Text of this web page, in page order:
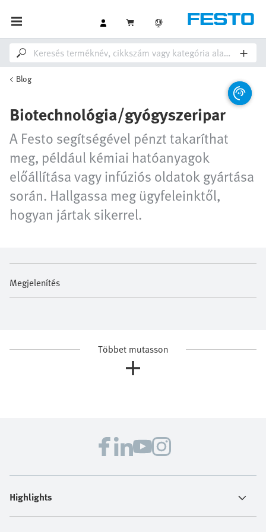
Blog
Biotechnológia/gyógyszeripar
A Festo segítségével pénzt takaríthat
meg, például kémiai hatóanyagok
előállítása vagy infúziós oldatok gyártása
során. Hallgassa meg ügyfeleinktől,
hogyan jártak sikerrel.
Megjelenítés
Többet mutasson
Highlights